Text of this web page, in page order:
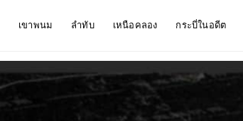
เขาพนม ลำทับ เหนือคลอง กระบี่ในอดีต